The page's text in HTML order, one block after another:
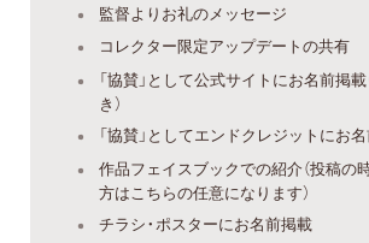
監督よりお礼のメッセージ
コレクター限定アップデートの共有
「協賛」として公式サイトにお名前掲
き）
「協賛」としてエンドクレジットにお
作品フェイスブックでの紹介（投稿の
方はこちらの任意になります）
チラシ・ポスターにお名前掲載